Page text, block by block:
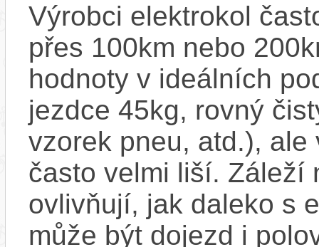
Výrobci elektrokol
přes 100km nebo
hodnoty v ideálních
jezdce 45kg, rovný
vzorek pneu, atd.),
často velmi liší. Záleží
ovlivňují, jak daleko s
může být dojezd i